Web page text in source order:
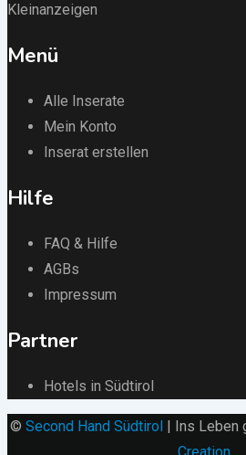
Kleinanzeigen
Menü
Alle Inserate
Mein Konto
Inserat erstellen
Hilfe
FAQ & Hilfe
AGBs
Impressum
Partner
Hotels in Südtirol
© Second Hand Südtirol | Ins Leben